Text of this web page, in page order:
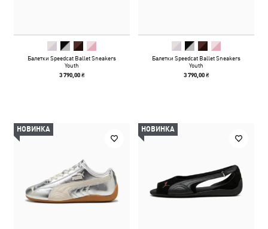
Балетки Speedcat Ballet Sneakers
Youth
3 790,00 ₴
Балетки Speedcat Ballet Sneakers
Youth
3 790,00 ₴
НОВИНКА НОВИНКА